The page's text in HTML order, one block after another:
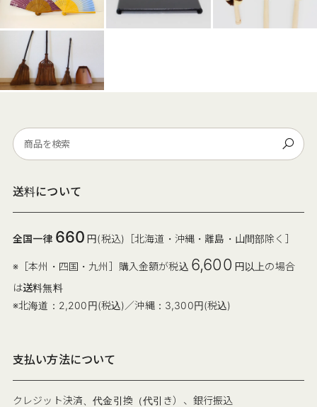
送料について
全国一律 660 円(税込)［北海道・沖縄・離島・山間部除く］
※［本州・四国・九州］購入金額が税込 6,600 円以上の場合
は送料無料
※北海道：2,200円(税込)／沖縄：3,300円(税込)
支払い方法について
クレジット決済、代金引換（代引き）、銀行振込